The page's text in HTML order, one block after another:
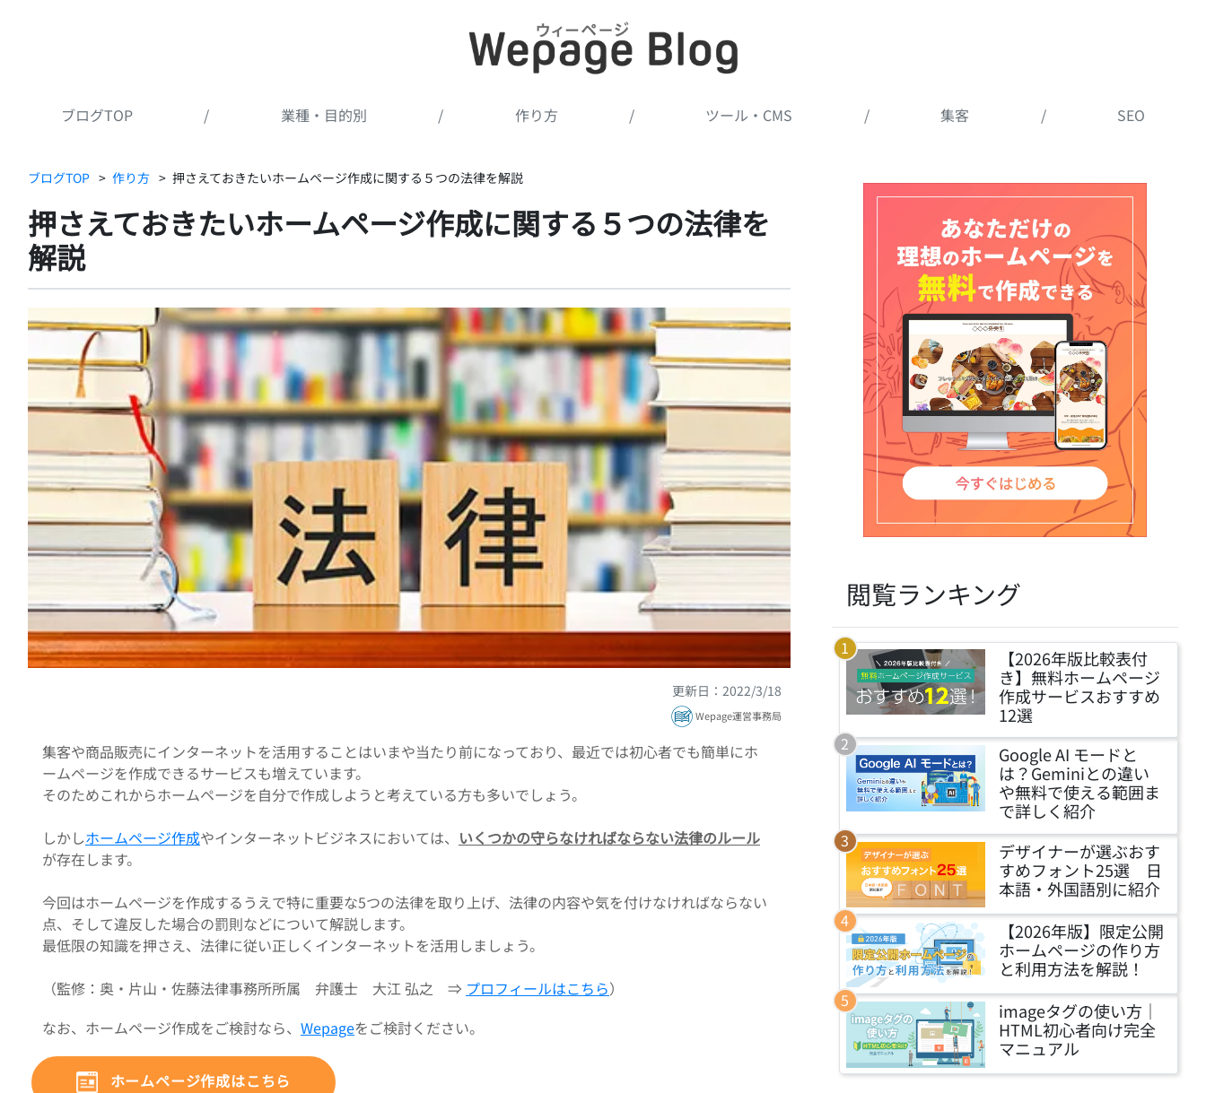
ブログTOP / 業種・目的別 / 作り方 / ツール・CMS / 集客 / SEO
ブログTOP 作り方 押さえておきたいホームページ作成に関する５つの法律を解説
押さえておきたいホームページ作成に関する５つの法律を
解説
更新日：2022/3/18
Wepage運営事務局
集客や商品販売にインターネットを活用することはいまや当たり前になっており、最近では初心者でも簡単にホ
ームページを作成できるサービスも増えています。
そのためこれからホームページを自分で作成しようと考えている方も多いでしょう。
しかしホームページ作成やインターネットビジネスにおいては、 いくつかの守らなければならない法律のルール
が存在します。
今回はホームページを作成するうえで特に重要な5つの法律を取り上げ、法律の内容や気を付けなければならない
点、そして違反した場合の罰則などについて解説します。
最低限の知識を押さえ、法律に従い正しくインターネットを活用しましょう。
（監修：奥・片山・佐藤法律事務所所属 弁護士 大江 弘之 ⇒ プロフィールはこちら）
なお、ホームページ作成をご検討なら、 Wepageをご検討ください。
ホームページ作成はこちら
閲覧ランキング
【2026年版比較表付
き】無料ホームページ
作成サービスおすすめ
12選
Google AI モードと
は？Geminiとの違い
や無料で使える範囲ま
で詳しく紹介
デザイナーが選ぶおす
すめフォント25選 日
本語・外国語別に紹介
【2026年版】限定公開
ホームページの作り方
と利用方法を解説！
imageタグの使い方｜
HTML初心者向け完全
マニュアル